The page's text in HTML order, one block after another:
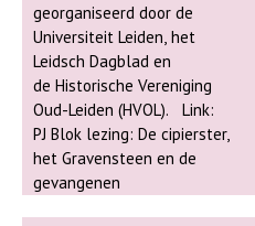
georganiseerd door de
Universiteit Leiden, het
Leidsch Dagblad en
de Historische Vereniging
Oud-Leiden (HVOL). Link:
PJ Blok lezing: De cipierster,
het Gravensteen en de
gevangenen